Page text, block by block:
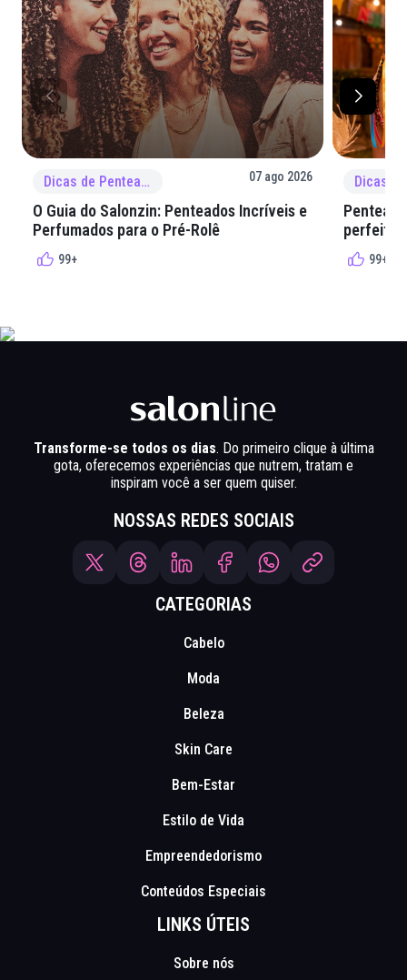
Dicas de Penteado 07 ago 2026
O Guia do Salonzin: Penteados Incríveis e
Perfumados para o Pré-Rolê
99+
perfeita
99+
Transforme-se todos os dias. Do primeiro clique à última
gota, oferecemos experiências que nutrem, tratam e
inspiram você a ser quem quiser.
NOSSAS REDES SOCIAIS
CATEGORIAS
Cabelo
Moda
Beleza
Skin Care
Bem-Estar
Estilo de Vida
Empreendedorismo
Conteúdos Especiais
LINKS ÚTEIS
Sobre nós